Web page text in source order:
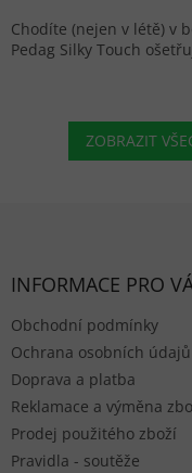
Chodíte (nejen v létě) v
Pedag Silky Touch
ZOBRAZIT
INFORMACE PRO
Obchodní podmínky
Ochrana osobních údajů
Doprava a platba
Reklamace a výměna
Prodej použitého zboží
Pravidla - soutěže